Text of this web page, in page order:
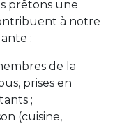
prêtons une
à notre
:
de la
prises en
;
(cuisine,